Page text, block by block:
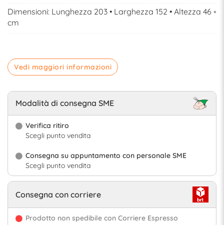
Dimensioni: Lunghezza 203 • Larghezza 152 • Altezza 46 ◦
cm
Vedi maggiori informazioni
Modalità di consegna SME
Verifica ritiro
Scegli punto vendita
Consegna su appuntamento con personale SME
Scegli punto vendita
Consegna con corriere
Prodotto non spedibile con Corriere Espresso